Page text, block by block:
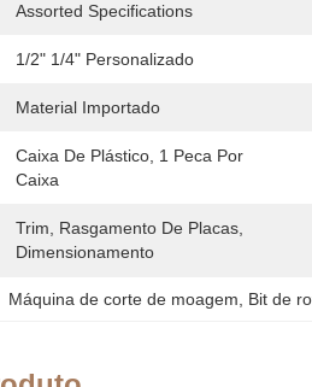
Assorted Specifications
1/2" 1/4" Personalizado
Material Importado
Caixa De Plástico, 1 Peca Por
Caixa
Trim, Rasgamento De Placas,
Dimensionamento
Máquina de corte de moagem Bit de